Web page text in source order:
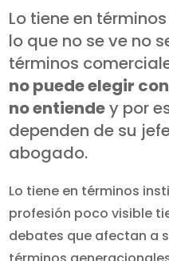
Lo tiene en
lo que no se ve no
términos
no puede elegir
no entiendey por
dependen de su
abogado.
Lo tiene en términos
profesión poco visible
debates que afectan a